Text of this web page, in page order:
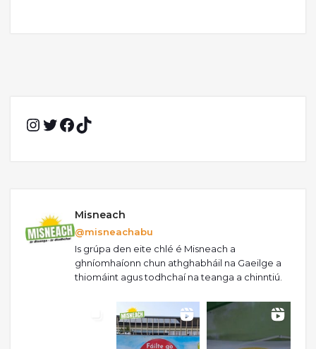
Instagram
TwitterFacebook
Misneach
@misneachabu
Is grúpa den eite chlé é Misneach a
ghníomhaíonn chun athghabháil na Gaeilge a
thiomáint agus todhchaí na teanga a chinntiú.